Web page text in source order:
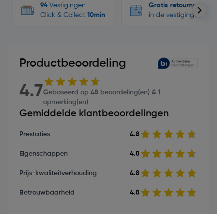
94 Vestigingen
Click & Collect 10min
Gratis retourneren
in de vestigingen
Productbeoordeling
4.7Gebaseerd op 48 beoordeling(en) & 1
opmerking(en)
Gemiddelde klantbeoordelingen
Prestaties 4.8
Eigenschappen 4.8
Prijs-kwaliteitverhouding 4.8
Betrouwbaarheid 4.8